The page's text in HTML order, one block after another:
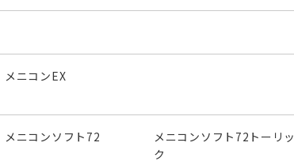
メニコンEX
メニコンソフト72
メニコンソフト72トーリッ
ク